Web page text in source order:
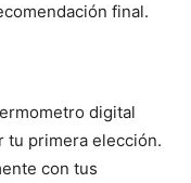
final.
digital
tu primera elección.
con tus